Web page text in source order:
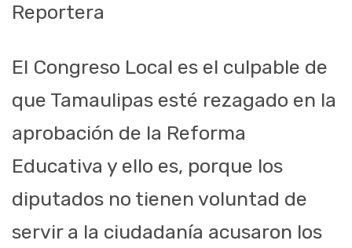
Reportera
El Congreso Local es el culpable de
que Tamaulipas esté rezagado en la
aprobación de la Reforma
Educativa y ello es, porque los
diputados no tienen voluntad de
servir a la ciudadanía acusaron los